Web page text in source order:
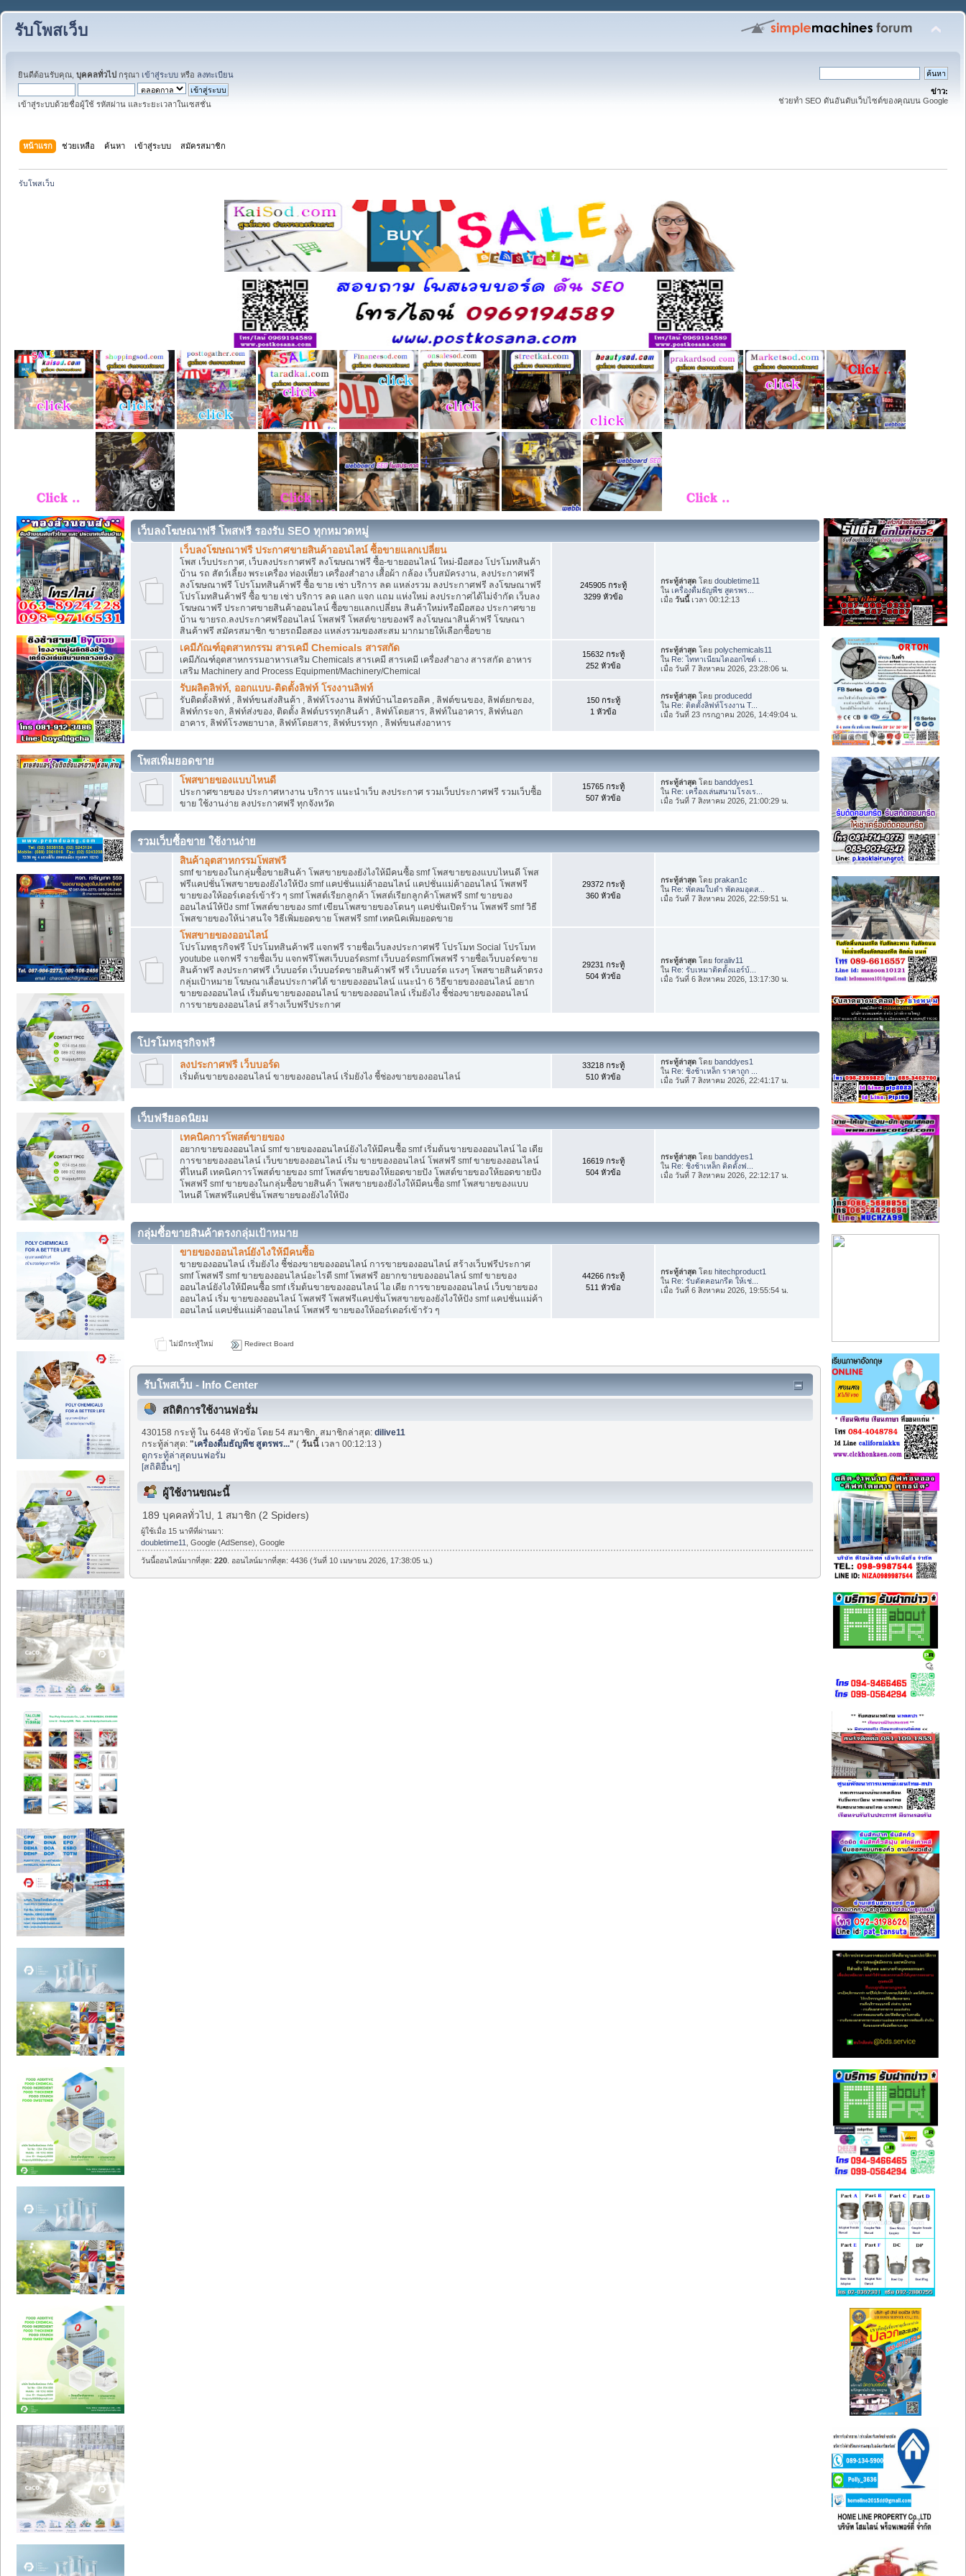
รับโพสเว็บ
ยินดีต้อนรับคุณ, บุคคลทั่วไป กรุณา เข้าสู่ระบบ หรือ ลงทะเบียน
เข้าสู่ระบบด้วยชื่อผู้ใช้ รหัสผ่าน และระยะเวลาในเซสชั่น
ข่าว:
ช่วยทำ SEO ดันอันดับเว็บไซต์ของคุณบน Google
หน้าแรก ช่วยเหลือ ค้นหา เข้าสู่ระบบ สมัครสมาชิก
รับโพสเว็บ
เว็บลงโฆษณาฟรี โพสฟรี รองรับ SEO ทุกหมวดหมู่
เว็บลงโฆษณาฟรี ประกาศขายสินค้าออนไลน์ ซื้อขายแลกเปลี่ยน
โพส เว็บประกาศ, เว็บลงประกาศฟรี ลงโฆษณาฟรี ซื้อ-ขายออนไลน์ ใหม่-มือสอง โปรโมทสินค้า
บ้าน รถ สัตว์เลี้ยง พระเครื่อง ท่องเที่ยว เครื่องสำอาง เสื้อผ้า กล้อง เว็บสมัครงาน, ลงประกาศฟรี
ลงโฆษณาฟรี โปรโมทสินค้าฟรี ซื้อ ขาย เช่า บริการ ลด แหล่งรวม ลงประกาศฟรี ลงโฆษณาฟรี
โปรโมทสินค้าฟรี ซื้อ ขาย เช่า บริการ ลด แลก แจก แถม แห่งใหม่ ลงประกาศได้ไม่จำกัด เว็บลง
โฆษณาฟรี ประกาศขายสินค้าออนไลน์ ซื้อขายแลกเปลี่ยน สินค้าใหม่หรือมือสอง ประกาศขาย
บ้าน ขายรถ.ลงประกาศฟรีออนไลน์ โพสฟรี โพสต์ขายของฟรี ลงโฆษณาสินค้าฟรี โฆษณา
สินค้าฟรี สมัครสมาชิก ขายรถมือสอง แหล่งรวมของสะสม มากมายให้เลือกซื้อขาย
245905 กระทู้
3299 หัวข้อ
กระทู้ล่าสุด โดยdoubletime11
ในเครื่องดื่มธัญพืช สูตรพร...
เมื่อวันนี้เวลา 00:12:13
เคมีภัณฑ์อุตสาหกรรม สารเคมี Chemicals สารสกัด
เคมีภัณฑ์อุตสาหกรรมอาหารเสริม Chemicals สารเคมี สารเคมี เครื่องสำอาง สารสกัด อาหาร
เสริม Machinery and Process Equipment/Machinery/Chemical
15632 กระทู้
252 หัวข้อ
กระทู้ล่าสุด โดยpolychemicals11
ใน Re: ไททาเนียมไดออกไซด์ เ...
เมื่อ วันที่ 7 สิงหาคม 2026, 23:28:06 น.
รับผลิตลิฟท์, ออกแบบ-ติดตั้งลิฟท์ โรงงานลิฟท์
รับติดตั้งลิฟท์ , ลิฟท์ขนส่งสินค้า , ลิฟท์โรงงาน ลิฟท์บ้านไฮดรอลิค , ลิฟต์ขนของ, ลิฟต์ยกของ,
ลิฟท์กระจก, ลิฟท์ส่งของ, ติดตั้ง ลิฟต์บรรทุกสินค้า , ลิฟท์โดยสาร, ลิฟท์ในอาคาร, ลิฟท์นอก
อาคาร, ลิฟท์โรงพยาบาล, ลิฟท์โดยสาร, ลิฟท์บรรทุก , ลิฟท์ขนส่งอาหาร
150 กระทู้
1 หัวข้อ
กระทู้ล่าสุด โดยproducedd
ใน Re: ติดตั้งลิฟท์โรงงาน T...
เมื่อ วันที่ 23 กรกฎาคม 2026, 14:49:04 น.
โพสเพิ่มยอดขาย
โพสขายของแบบไหนดี
ประกาศขายของ ประกาศหางาน บริการ แนะนำเว็บ ลงประกาศ รวมเว็บประกาศฟรี รวมเว็บซื้อ
ขาย ใช้งานง่าย ลงประกาศฟรี ทุกจังหวัด
15765 กระทู้
507 หัวข้อ
กระทู้ล่าสุด โดยbanddyes1
ใน Re: เครื่องเล่นสนามโรงเร...
เมื่อ วันที่ 7 สิงหาคม 2026, 21:00:29 น.
รวมเว็บซื้อขาย ใช้งานง่าย
สินค้าอุตสาหกรรมโพสฟรี
smf ขายของในกลุ่มซื้อขายสินค้า โพสขายของยังไงให้มีคนซื้อ smf โพสขายของแบบไหนดี โพส
ฟรีแคปชั่นโพสขายของยังไงให้ปัง smf แคปชั่นแม่ค้าออนไลน์ แคปชั่นแม่ค้าออนไลน์ โพสฟรี
ขายของให้ออร์เดอร์เข้ารัว ๆ smf โพสต์เรียกลูกค้า โพสต์เรียกลูกค้าโพสฟรี smf ขายของ
ออนไลน์ให้ปัง smf โพสต์ขายของ smf เขียนโพสขายของโดนๆ แคปชั่นเปิดร้าน โพสฟรี smf วิธี
โพสขายของให้น่าสนใจ วิธีเพิ่มยอดขาย โพสฟรี smf เทคนิคเพิ่มยอดขาย
29372 กระทู้
360 หัวข้อ
กระทู้ล่าสุด โดยprakan1c
ใน Re: พัดลมใบดำ พัดลมอุตส...
เมื่อ วันที่ 7 สิงหาคม 2026, 22:59:51 น.
โพสขายของออนไลน์
โปรโมทธุรกิจฟรี โปรโมทสินค้าฟรี แจกฟรี รายชื่อเว็บลงประกาศฟรี โปรโมท Social โปรโมท
youtube แจกฟรี รายชื่อเว็บ แจกฟรีโพสเว็บบอร์ดsmf เว็บบอร์ดsmfโพสฟรี รายชื่อเว็บบอร์ดขาย
สินค้าฟรี ลงประกาศฟรี เว็บบอร์ด เว็บบอร์ดขายสินค้าฟรี ฟรี เว็บบอร์ด แรงๆ โพสขายสินค้าตรง
กลุ่มเป้าหมาย โฆษณาเลื่อนประกาศได้ ขายของออนไลน์ แนะนำ 6 วิธีขายของออนไลน์ อยาก
ขายของออนไลน์ เริ่มต้นขายของออนไลน์ ขายของออนไลน์ เริ่มยังไง ชี้ช่องขายของออนไลน์
การขายของออนไลน์ สร้างเว็บฟรีประกาศ
29231 กระทู้
504 หัวข้อ
กระทู้ล่าสุด โดยforaliv11
ใน Re: รับเหมาติดตั้งแอร์บ้...
เมื่อ วันที่ 6 สิงหาคม 2026, 13:17:30 น.
โปรโมทธุรกิจฟรี
ลงประกาศฟรี เว็บบอร์ด
เริ่มต้นขายของออนไลน์ ขายของออนไลน์ เริ่มยังไง ชี้ช่องขายของออนไลน์
33218 กระทู้
510 หัวข้อ
กระทู้ล่าสุด โดยbanddyes1
ใน Re: ชิงช้าเหล็ก ราคาถูก ...
เมื่อ วันที่ 7 สิงหาคม 2026, 22:41:17 น.
เว็บฟรียอดนิยม
เทคนิคการโพสต์ขายของ
อยากขายของออนไลน์ smf ขายของออนไลน์ยังไงให้มีคนซื้อ smf เริ่มต้นขายของออนไลน์ ไอ เดีย
การขายของออนไลน์ เว็บขายของออนไลน์ เริ่ม ขายของออนไลน์ โพสฟรี smf ขายของออนไลน์
ที่ไหนดี เทคนิคการโพสต์ขายของ smf โพสต์ขายของให้ยอดขายปัง โพสต์ขายของให้ยอดขายปัง
โพสฟรี smf ขายของในกลุ่มซื้อขายสินค้า โพสขายของยังไงให้มีคนซื้อ smf โพสขายของแบบ
ไหนดี โพสฟรีแคปชั่นโพสขายของยังไงให้ปัง
16619 กระทู้
504 หัวข้อ
กระทู้ล่าสุด โดยbanddyes1
ใน Re: ชิงช้าเหล็ก ติดตั้งฟ...
เมื่อ วันที่ 7 สิงหาคม 2026, 22:12:17 น.
กลุ่มซื้อขายสินค้าตรงกลุ่มเป้าหมาย
ขายของออนไลน์ยังไงให้มีคนซื้อ
ขายของออนไลน์ เริ่มยังไง ชี้ช่องขายของออนไลน์ การขายของออนไลน์ สร้างเว็บฟรีประกาศ
smf โพสฟรี smf ขายของออนไลน์อะไรดี smf โพสฟรี อยากขายของออนไลน์ smf ขายของ
ออนไลน์ยังไงให้มีคนซื้อ smf เริ่มต้นขายของออนไลน์ ไอ เดีย การขายของออนไลน์ เว็บขายของ
ออนไลน์ เริ่ม ขายของออนไลน์ โพสฟรี โพสฟรีแคปชั่นโพสขายของยังไงให้ปัง smf แคปชั่นแม่ค้า
ออนไลน์ แคปชั่นแม่ค้าออนไลน์ โพสฟรี ขายของให้ออร์เดอร์เข้ารัว ๆ
44266 กระทู้
511 หัวข้อ
กระทู้ล่าสุด โดยhitechproduct1
ใน Re: รับตัดคอนกรีต ให้เช่...
เมื่อ วันที่ 6 สิงหาคม 2026, 19:55:54 น.
ไม่มีกระทู้ใหม่ Redirect Board
รับโพสเว็บ - Info Center
สถิติการใช้งานฟอรั่ม
430158 กระทู้ ใน 6448 หัวข้อ โดย 54 สมาชิก. สมาชิกล่าสุด:dilive11
กระทู้ล่าสุด:"เครื่องดื่มธัญพืช สูตรพร..." (วันนี้ เวลา 00:12:13 )
ดูกระทู้ล่าสุดบนฟอรั่ม
[สถิติอื่นๆ]
ผู้ใช้งานขณะนี้
189 บุคคลทั่วไป, 1 สมาชิก (2 Spiders)
ผู้ใช้เมื่อ 15 นาทีที่ผ่านมา:
doubletime11
, Google (AdSense), Google
วันนี้ออนไลน์มากที่สุด:220 . ออนไลน์มากที่สุด: 4436 (วันที่ 10 เมษายน 2026, 17:38:05 น.)